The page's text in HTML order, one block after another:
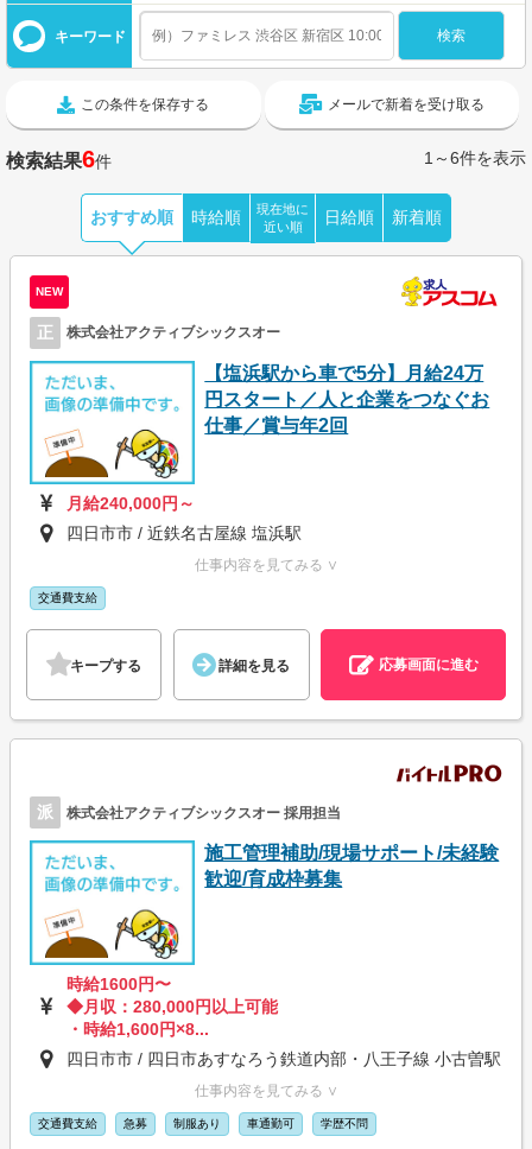
キーワード
この条件を保存する メールで新着を受け取る
検索結果6件 1～6件を表示
おすすめ順 時給順
現在地に
近い順
日給順 新着順
NEW
正 株式会社アクティブシックスオー
【塩浜駅から車で5分】月給24万
円スタート／人と企業をつなぐお
仕事／賞与年2回
月給240,000円～
四日市市 / 近鉄名古屋線 塩浜駅
仕事内容を見てみる ∨
交通費支給
キープする 詳細を見る 応募画面に進む
派 株式会社アクティブシックスオー 採用担当
施工管理補助/現場サポート/未経験
歓迎/育成枠募集
時給1600円〜
◆月収：280,000円以上可能
・時給1,600円×8...
四日市市 / 四日市あすなろう鉄道内部・八王子線 小古曽駅
仕事内容を見てみる ∨
交通費支給 急募 制服あり 車通勤可 学歴不問